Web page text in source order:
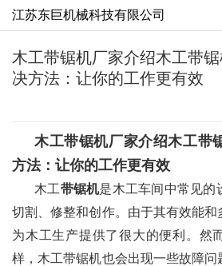
江苏东巨机械科技有限公司
木工带锯机厂家介绍木工带
决方法：让你的工作更有效
木工带锯机厂家介绍木工带
方法：让你的工作更有效
木工带锯机是木工车间中常见的
切割、修整和创作。由于其有效能
为木工生产提供了很大的便利。然
样，木工带锯机也会出现一些故障